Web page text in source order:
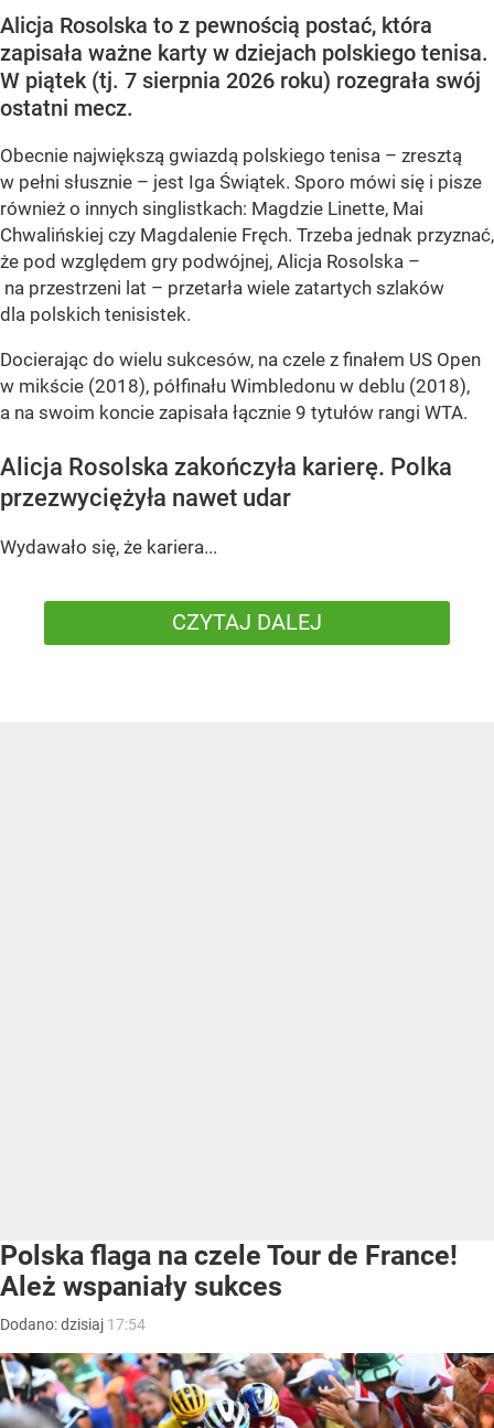
Alicja Rosolska to z pewnością postać, która
zapisała ważne karty w dziejach polskiego tenisa.
W piątek (tj. 7 sierpnia 2026 roku) rozegrała swój
ostatni mecz.
Obecnie największą gwiazdą polskiego tenisa – zresztą
w pełni słusznie – jest Iga Świątek. Sporo mówi się i pisze
również o innych singlistkach: Magdzie Linette, Mai
Chwalińskiej czy Magdalenie Fręch. Trzeba jednak przyznać,
że pod względem gry podwójnej, Alicja Rosolska –
na przestrzeni lat – przetarła wiele zatartych szlaków
dla polskich tenisistek.
Docierając do wielu sukcesów, na czele z finałem US Open
w mikście (2018), półfinału Wimbledonu w deblu (2018),
a na swoim koncie zapisała łącznie 9 tytułów rangi WTA.
Alicja Rosolska zakończyła karierę. Polka
przezwyciężyła nawet udar
Wydawało się, że kariera...
CZYTAJ DALEJ
Polska flaga na czele Tour de France!
Ależ wspaniały sukces
Dodano:dzisiaj 17:54